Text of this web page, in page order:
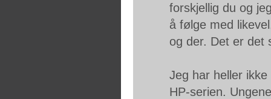
forskjellig du og
å følge med
og der. Det er det
Jeg har heller
HP-serien.